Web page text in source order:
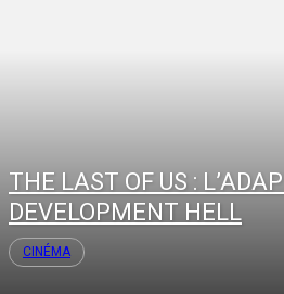
THE LAST OF US :
DEVELOPMENT HELL
CINÉMA